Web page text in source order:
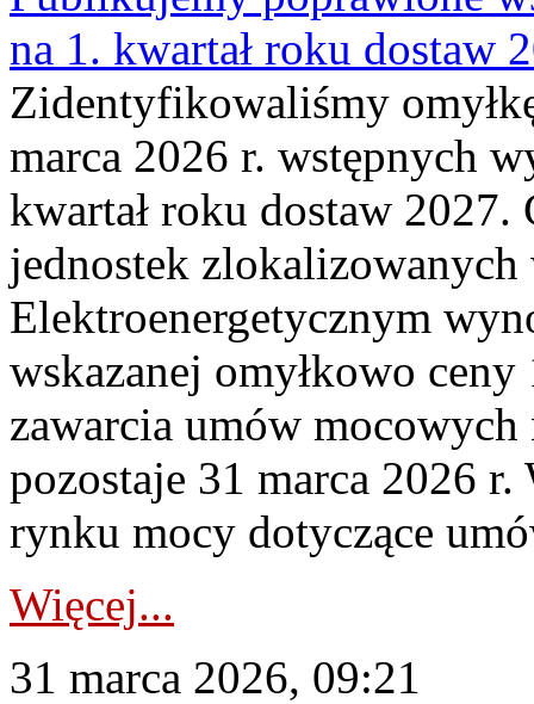
na 1. kwartał roku dostaw
Zidentyfikowaliśmy
marca 2026 r. wstępnych
kwartał roku dostaw
jednostek
Elektroenergetycznym
wskazanej omyłkowo
zawarcia umów
pozostaje 31 marca 2026
rynku mocy dotyczące
Więcej...
31 marca 2026, 09:21